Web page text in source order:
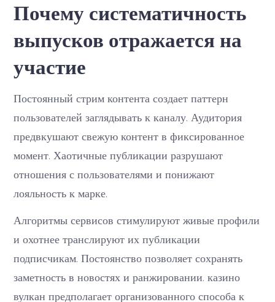
Почему систематичность
выпусков отражается на
участие
Постоянный стрим контента создает паттерн
пользователей заглядывать к каналу. Аудитория
предвкушают свежую контент в фиксированное
момент. Хаотичные публикации разрушают
отношения с пользователями и понижают
лояльность к марке.
Алгоритмы сервисов стимулируют живые профили
и охотнее транслируют их публикации
подписчикам. Постоянство позволяет сохранять
заметность в новостях и ранжировании. казино
вулкан предполагает организованного способа к